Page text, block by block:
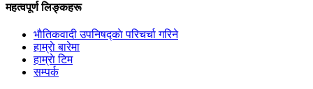
महत्वपूर्ण लिङ्कहरू
भाैतिकवादी उपनिषद्काे परिचर्चा गरिने
हाम्राे बारेमा
हाम्राे टिम
सम्पर्क